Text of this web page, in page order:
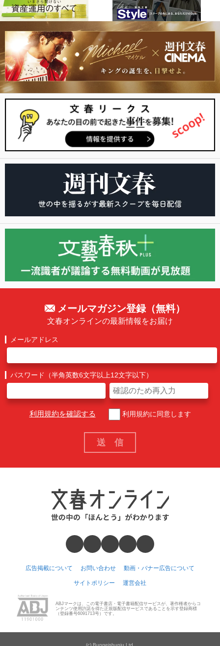
メールマガジン登録（無料）
文春オンラインの最新情報をお届け
メールアドレス
パスワード（半角英数6文字以上12文字以下）
利用規約を確認する 利用規約に同意します
広告掲載について お問い合わせ 動画・バナー広告について
サイトポリシー 運営会社
ABJマークは、この電子書店・電子書籍配信サービスが、著作権者からコ
ンテンツ使用許諾を得た正規版配信サービスであることを示す登録商標
（登録番号6091713号）です。
(c) Bungeishunju Ltd.